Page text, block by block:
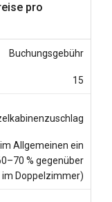
pro
Buchungsgebühr
15
Allgemeinen ein
% gegenüber
im Doppelzimmer)